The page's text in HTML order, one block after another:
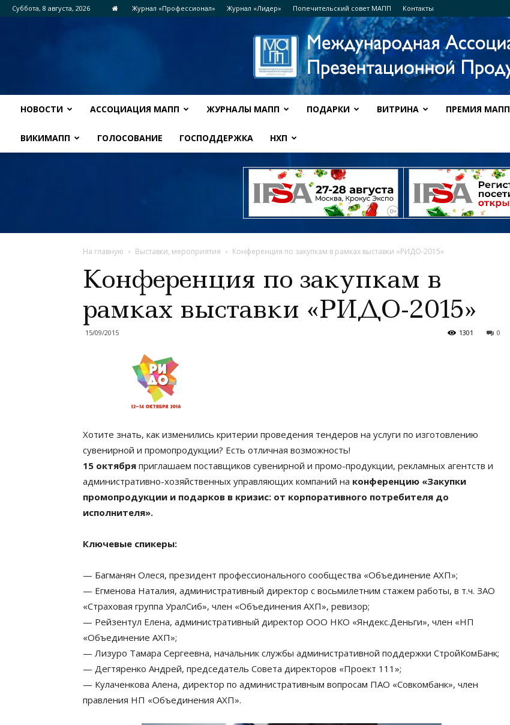
Суббота, 8 августа, 2026 Журнал «Профессионал» Журнал «Лидер» Попечительский совет МАПП Контакты
НОВОСТИ АССОЦИАЦИЯ МАПП ЖУРНАЛЫ МАПП ПОДАРКИ ВИТРИНА ПРЕМИЯ МАПП
ВИКИМАПП ГОЛОСОВАНИЕ ГОСПОДДЕРЖКА НХП
На главную Выставки, мероприятия Конференция по закупкам в рамках выставки «РИДО-2015»
Конференция по закупкам в
рамках выставки «РИДО-2015»
15/09/2015 0
1301
Хотите знать, как изменились критерии проведения тендеров на услуги по изготовлению
сувенирной и промопродукции? Есть отличная возможность!
15 октября приглашаем поставщиков сувенирной и промо-продукции, рекламных агентств и
административно-хозяйственных управляющих компаний на конференцию «Закупки
промопродукции и подарков в кризис: от корпоративного потребителя до
исполнителя».
Ключевые спикеры:
— Багманян Олеся, президент профессионального сообщества «Объединение АХП»;
— Егменова Наталия, административный директор с восьмилетним стажем работы, в т.ч. ЗАО
«Страховая группа УралСиб», член «Объединения АХП», ревизор;
— Рейзентул Елена, административный директор ООО НКО «Яндекс.Деньги», член «НП
«Объединение АХП»;
— Лизуро Тамара Сергеевна, начальник службы административной поддержки СтройКомБанк;
— Дегтяренко Андрей, председатель Совета директоров «Проект 111»;
— Кулаченкова Алена, директор по административным вопросам ПАО «Совкомбанк», член
правления НП «Объединения АХП».